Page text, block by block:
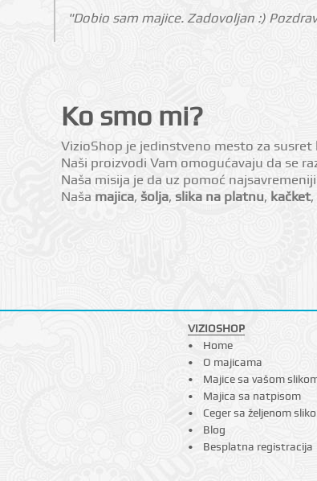
"Dobio sam majice. Zadovoljan :)
Ko smo mi?
VizioShop je jedinstveno mesto za
Naši proizvodi Vam omogućavaju da se
Naša misija je da uz pomoć
Naša majica, šolja, slika na platnu, kačket,
VIZIOSHOP
Home
O majicama
Majice sa vašom
Majica sa natpisom
Ceger sa željenom
Blog
Besplatna registracija